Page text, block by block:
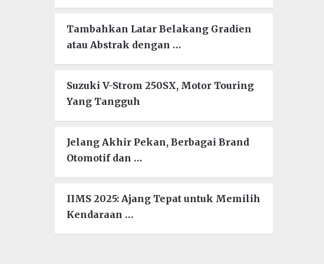
Tambahkan Latar Belakang Gradien
atau Abstrak dengan …
Suzuki V-Strom 250SX, Motor Touring
Yang Tangguh
Jelang Akhir Pekan, Berbagai Brand
Otomotif dan …
IIMS 2025: Ajang Tepat untuk Memilih
Kendaraan …